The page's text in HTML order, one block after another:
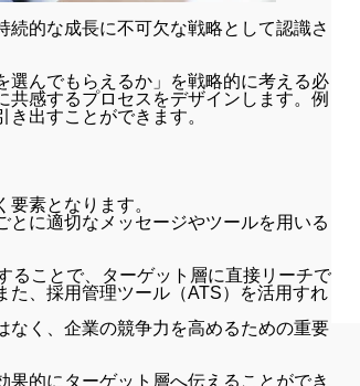
的な成長に不可欠な戦略として認識さ
選んでもらえるか」を戦略的に考える必
感するプロセスをデザインします。例
出すことができます。
素となります。
に適切なメッセージやツールを用いる
ることで、ターゲット層に直接リーチで
た、採用管理ツール（ATS）を活用すれ
なく、企業の競争力を高めるための重要
的にターゲット層へ伝えることができ